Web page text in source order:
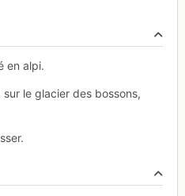
en alpi.
le glacier des bossons,